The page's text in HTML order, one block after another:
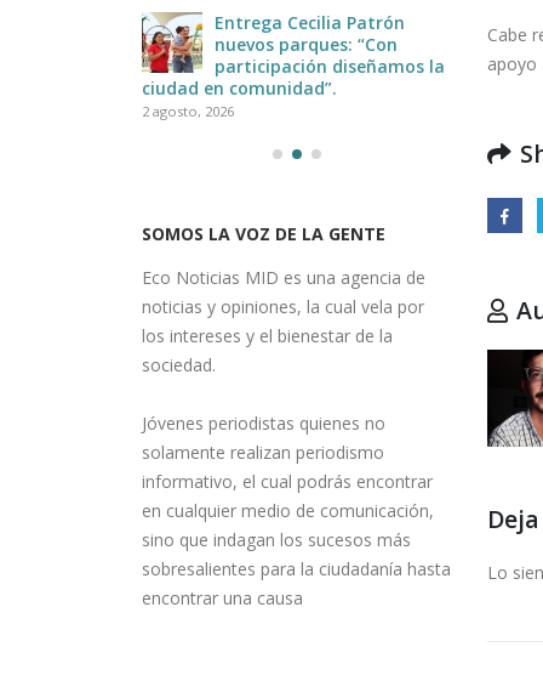
Cabe
apoyo
Lo
Entrega Cecilia Patrón
nuevos parques: “Con
participación diseñamos la
ciudad en comunidad”.
2 agosto, 2026
SOMOS LA VOZ DE LA GENTE
Eco Noticias MID es una agencia de
noticias y opiniones, la cual vela por
los intereses y el bienestar de la
sociedad.
Jóvenes periodistas quienes no
solamente realizan periodismo
informativo, el cual podrás encontrar
en cualquier medio de comunicación,
sino que indagan los sucesos más
sobresalientes para la ciudadanía hasta
encontrar una causa